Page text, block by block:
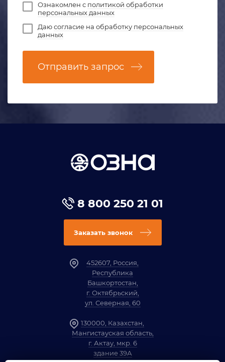
Ознакомлен с политикой обработки
персональных данных
Даюсогласие на обработку персональных
данных
Отправить запрос
8 800 250 21 01
Заказать звонок
452607, Россия,
Республика
Башкортостан,
г. Октябрьский,
ул. Северная, 60
130000, Казахстан,
Мангистауская область,
г. Актау, мкр. 6
здание 39А